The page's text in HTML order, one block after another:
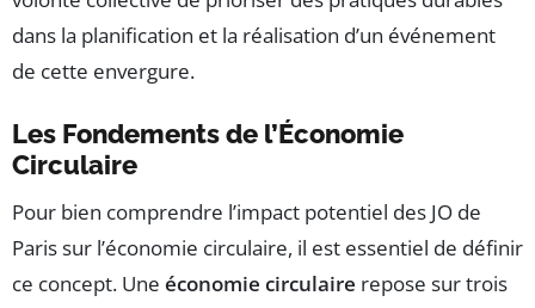
dans la planification et la réalisation d’un événement
de cette envergure.
Les Fondements de l’Économie
Circulaire
Pour bien comprendre l’impact potentiel des JO de
Paris sur l’économie circulaire, il est essentiel de définir
ce concept. Une économie circulaire repose sur trois